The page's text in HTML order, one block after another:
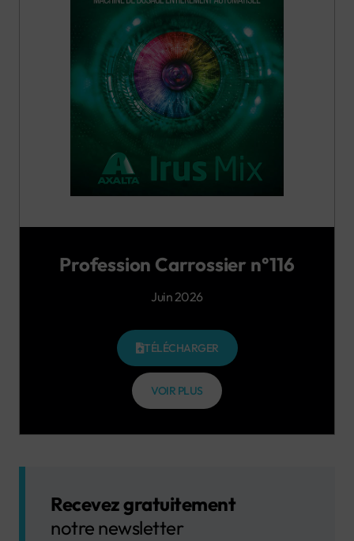
Profession Carrossier n°116
Juin 2026
TÉLÉCHARGER
VOIR PLUS
Recevez gratuitement
notre newsletter